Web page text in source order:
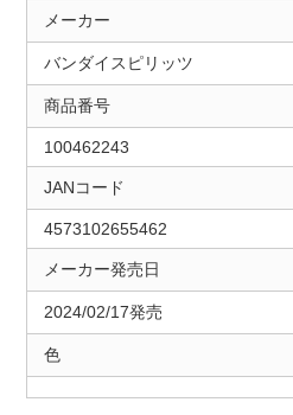
メーカー
バンダイスピリッツ
商品番号
100462243
JANコード
4573102655462
メーカー発売日
2024/02/17発売
色